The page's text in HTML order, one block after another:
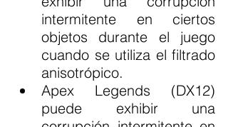
intermitente en ciertos
objetos durante el juego
cuando se utiliza el filtrado
anisotrópico.
Apex Legends (DX12)
puede exhibir una